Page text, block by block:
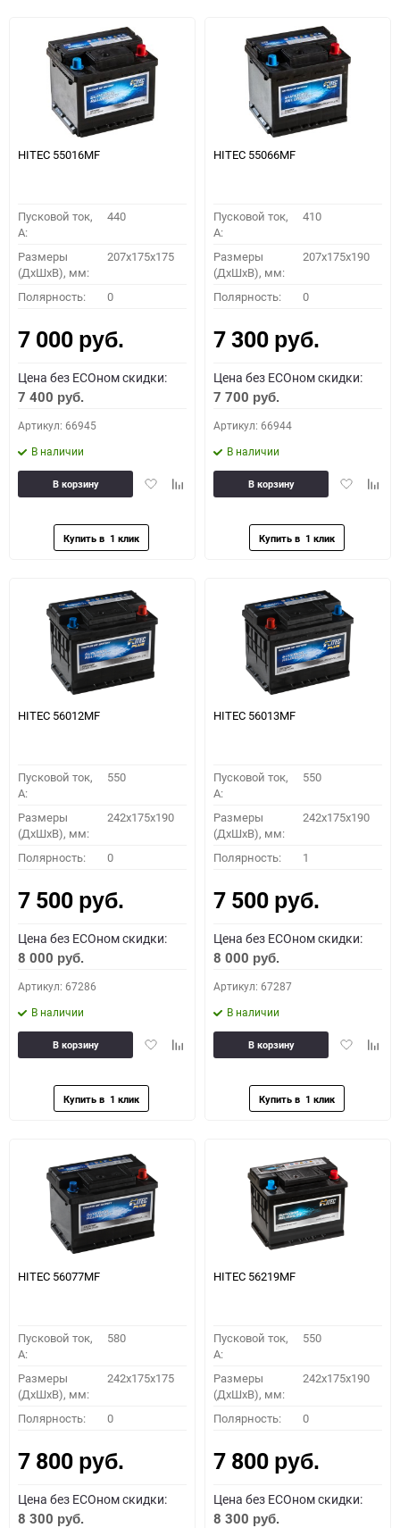
HITEC 55016MF
Пусковой ток,
A:
440
Размеры
(ДхШхВ), мм:
207x175x175
Полярность: 0
7 000 руб.
Цена без ECOном скидки:
7 400 руб.
Артикул: 66945
В наличии
ДобавитьДобавить
В корзину
HITEC 55066MF
Пусковой ток,
A:
410
Размеры
(ДхШхВ), мм:
207x175x190
Полярность: 0
7 300 руб.
Цена без ECOном скидки:
7 700 руб.
Артикул: 66944
В наличии
Добавить
В корзину
HITEC 56012MF
Пусковой ток,
A:
550
Размеры
(ДхШхВ), мм:
242x175x190
Полярность: 0
7 500 руб.
Цена без ECOном скидки:
8 000 руб.
Артикул: 67286
В наличии
ДобавитьДобавить
В корзину
HITEC 56013MF
Пусковой ток,
A:
550
Размеры
(ДхШхВ), мм:
242x175x190
Полярность: 1
7 500 руб.
Цена без ECOном скидки:
8 000 руб.
Артикул: 67287
В наличии
Добавить
В корзину
HITEC 56077MF
Пусковой ток,
A:
580
Размеры
(ДхШхВ), мм:
242x175x175
Полярность: 0
7 800 руб.
Цена без ECOном скидки:
8 300 руб.
HITEC 56219MF
Пусковой ток,
A:
550
Размеры
(ДхШхВ), мм:
242x175x190
Полярность: 0
7 800 руб.
Цена без ECOном скидки:
8 300 руб.